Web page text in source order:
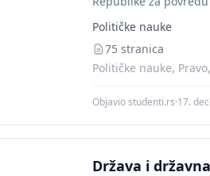
Političke nauke
75 stranica
Političke nauke,
Objavio studenti.rs·17.
Država i